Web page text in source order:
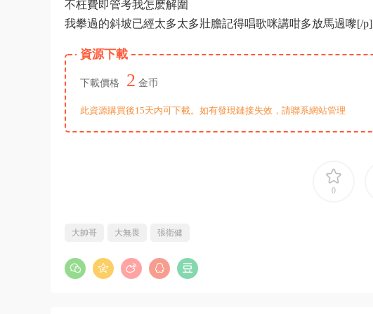
不枉費即管考我怎麽解圍
我攀過的斜坡已經太多太多壯膽記得唱歌咪講咁多放馬過嚟[/p]
資源下載
下載價格 2 金币
此資源購買後15天内可下載。如有發現鏈接失效，請聯系網站管理
0
大帥哥 大無畏 張衛健